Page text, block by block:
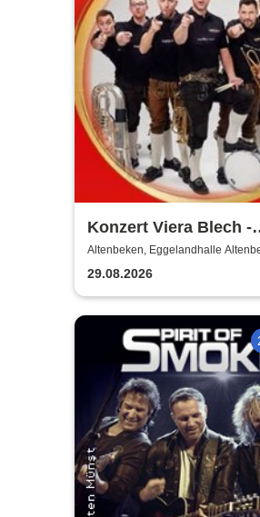
Konzert Viera Blech -
Eggelandhalle
Altenbeken, Eggelandhalle
29.08.2026